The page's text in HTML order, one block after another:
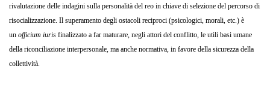
rivalutazione delle indagini sulla personalità del reo in chiave di selezione del percorso di
risocializzazione. Il superamento degli ostacoli reciproci (psicologici, morali, etc.) è
un officium iuris finalizzato a far maturare, negli attori del conflitto, le utili basi umane
della riconciliazione interpersonale, ma anche normativa, in favore della sicurezza della
collettività.